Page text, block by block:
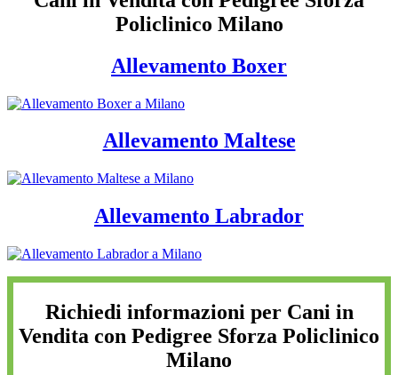
Policlinico Milano
Allevamento Boxer
Allevamento Maltese
Allevamento Labrador
Richiedi informazioni per Cani in
Vendita con Pedigree Sforza Policlinico
Milano